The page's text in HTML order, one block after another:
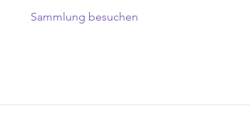
Sammlung besuchen